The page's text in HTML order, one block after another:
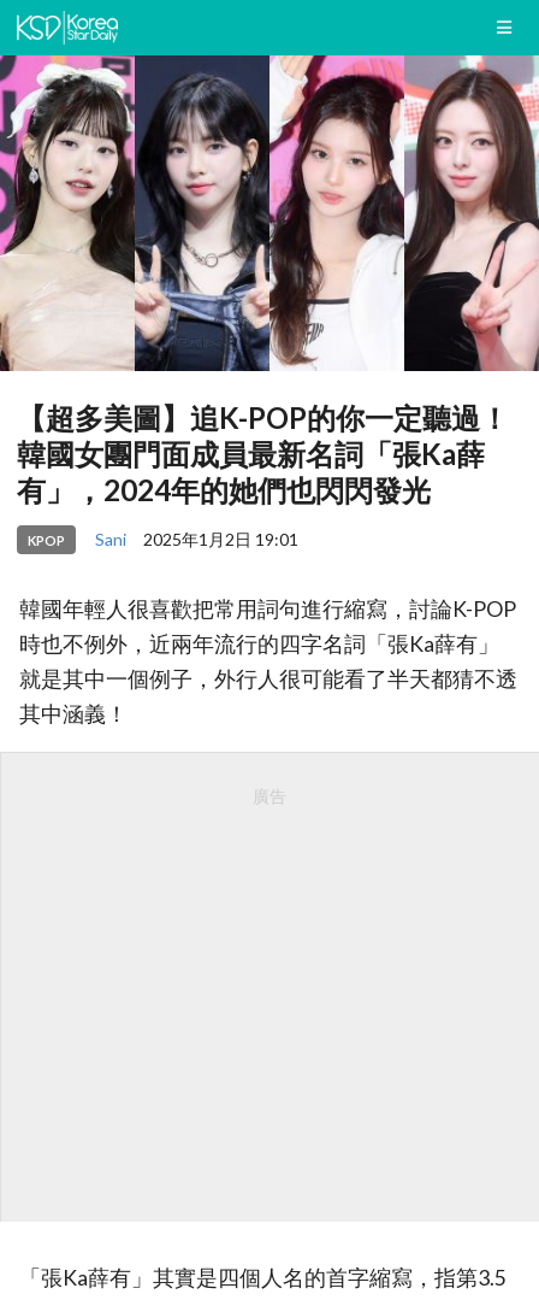
【超多美圖】追K-POP的你一定聽過！
韓國女團門面成員最新名詞「張Ka薛
有」，2024年的她們也閃閃發光
KPOP Sani 2025年1月2日 19:01
韓國年輕人很喜歡把常用詞句進行縮寫，討論K-POP
時也不例外，近兩年流行的四字名詞「張Ka薛有」
就是其中一個例子，外行人很可能看了半天都猜不透
其中涵義！
廣告
「張Ka薛有」其實是四個人名的首字縮寫，指第3.5